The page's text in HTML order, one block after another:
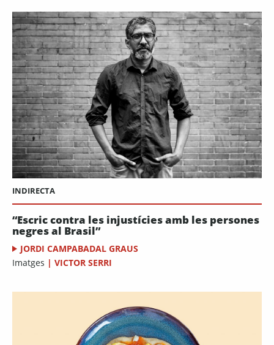
INDIRECTA
“Escric contra les injustícies amb les persones
negres al Brasil”
JORDI CAMPABADAL GRAUS
Imatges | VICTOR SERRI